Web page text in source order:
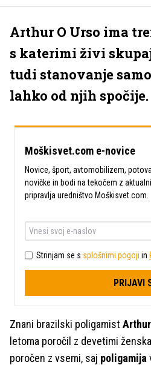
Arthur O Urso ima
s katerimi živi
tudi stanovanje
lahko od njih spočije.
Moškisvet.com e-novice
Novice, šport, avtomobilizem,
novičke in bodi na tekočem z
pripravlja uredništvo Moškisvet.com.
Strinjam se s splošnimi pogoji in
PRIJAVI
Znani brazilski poligamist
letoma poročil z devetimi
poročen z vsemi, saj poligamija